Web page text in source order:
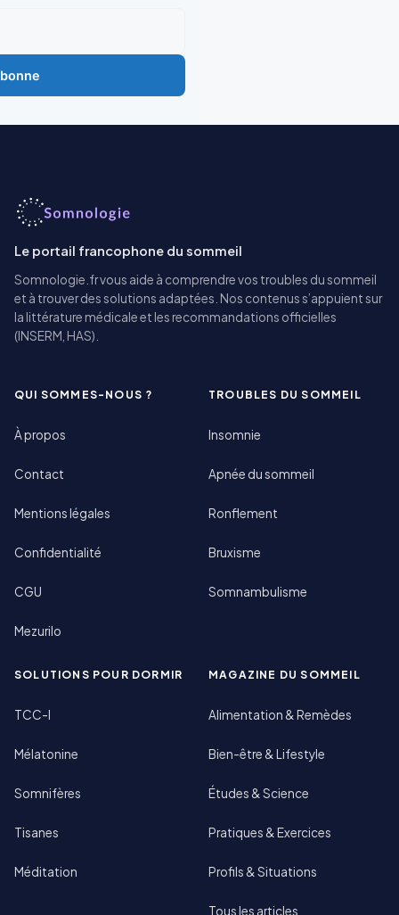
Le portail francophone du sommeil
Somnologie.fr vous aide à comprendre vos troubles du sommeil
et à trouver des solutions adaptées. Nos contenus s’appuient sur
la littérature médicale et les recommandations officielles
(INSERM, HAS).
QUI SOMMES-NOUS ?
À propos
Contact
Mentions légales
Confidentialité
CGU
Mezurilo
TROUBLES DU SOMMEIL
Insomnie
Apnée du sommeil
Ronflement
Bruxisme
Somnambulisme
SOLUTIONS POUR DORMIR
TCC-I
Mélatonine
Somnifères
Tisanes
Méditation
MAGAZINE DU SOMMEIL
Alimentation & Remèdes
Bien-être & Lifestyle
Études & Science
Pratiques & Exercices
Profils & Situations
Tous les articles